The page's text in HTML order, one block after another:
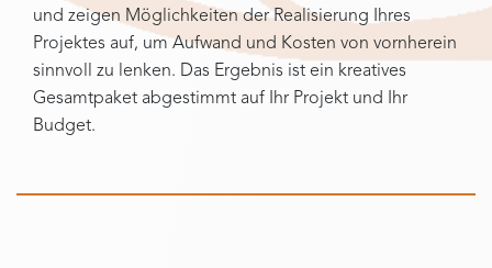
und zeigen Möglichkeiten der Realisierung Ihres
Projektes auf, um Aufwand und Kosten von vornherein
sinnvoll zu lenken. Das Ergebnis ist ein kreatives
Gesamtpaket abgestimmt auf Ihr Projekt und Ihr
Budget.